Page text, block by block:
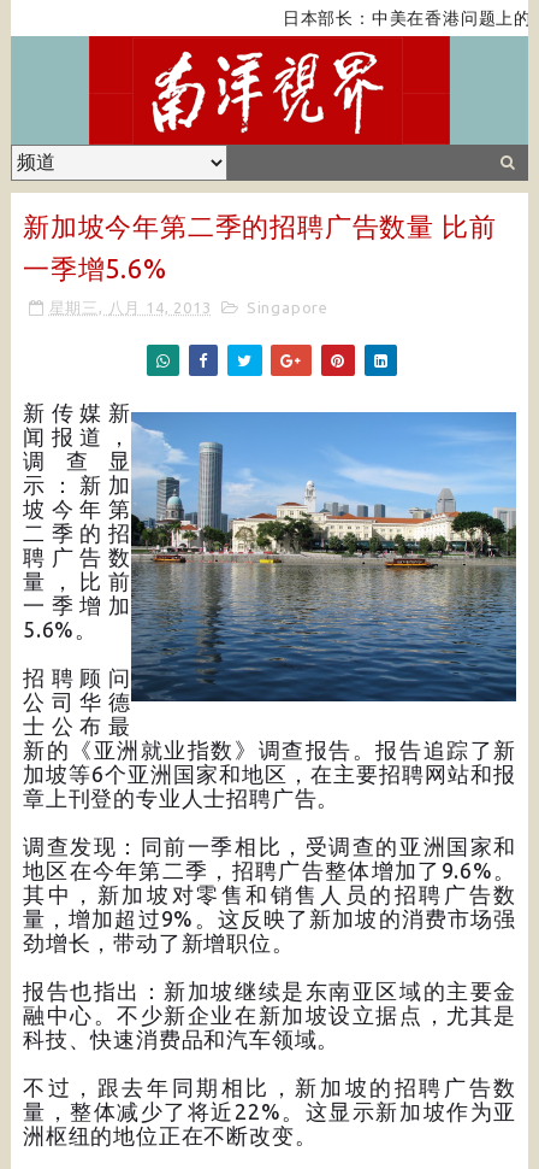
日本部长：中美在香港问题上的
新加坡今年第二季的招聘广告数量 比前
一季增5.6%
星期三, 八月 14, 2013 Singapore
新传媒新
闻报道，
调查显
示：新加
坡今年第
二季的招
聘广告数
量，比前
一季增加
5.6%。
招聘顾问
公司华德
士公布最
新的《亚洲就业指数》调查报告。报告追踪了新
加坡等6个亚洲国家和地区，在主要招聘网站和报
章上刊登的专业人士招聘广告。
调查发现：同前一季相比，受调查的亚洲国家和
地区在今年第二季，招聘广告整体增加了9.6%。
其中，新加坡对零售和销售人员的招聘广告数
量，增加超过9%。这反映了新加坡的消费市场强
劲增长，带动了新增职位。
报告也指出：新加坡继续是东南亚区域的主要金
融中心。不少新企业在新加坡设立据点，尤其是
科技、快速消费品和汽车领域。
不过，跟去年同期相比，新加坡的招聘广告数
量，整体减少了将近22%。这显示新加坡作为亚
洲枢纽的地位正在不断改变。